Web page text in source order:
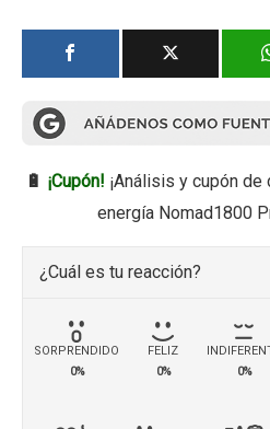
🔋 ¡Cupón! ¡Análisis y cupón
energía Nomad1800
¿Cuál es tu reacción?
SORPRENDIDO
0%
FELIZ
0%
0%